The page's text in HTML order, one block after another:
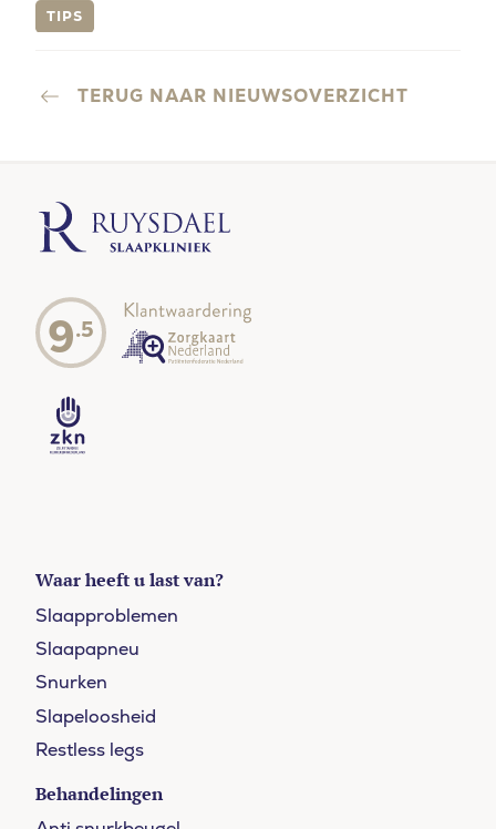
TIPS
TERUG NAAR NIEUWSOVERZICHT
9.5
Waar heeft u last van?
Slaapproblemen
Slaapapneu
Snurken
Slapeloosheid
Restless legs
Behandelingen